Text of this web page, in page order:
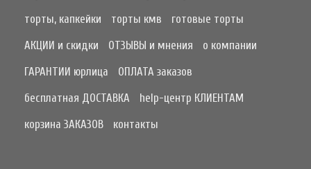
торты, капкейки
торты кмв
готовые торты
АКЦИИ и скидки
ОТЗЫВЫ и мнения
о компании
ГАРАНТИИ юрлица
ОПЛАТА заказов
бесплатная ДОСТАВКА
help-центр КЛИЕНТАМ
корзина ЗАКАЗОВ
контакты